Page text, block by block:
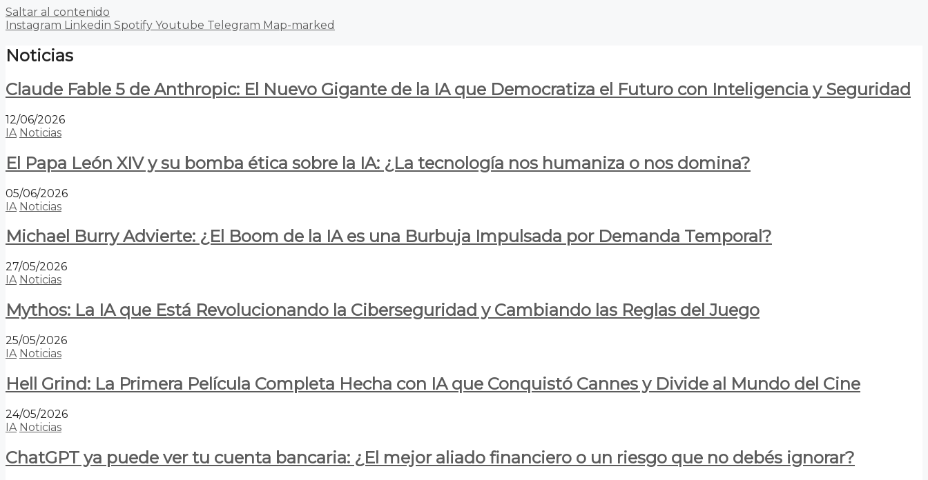
Saltar al contenido
Instagram Linkedin Spotify Youtube Telegram Map-marked
Noticias
Claude Fable 5 de Anthropic: El Nuevo Gigante de la IA que Democratiza el Futuro con Inteligencia y Seguridad
12/06/2026
IA Noticias
El Papa León XIV y su bomba ética sobre la IA: ¿La tecnología nos humaniza o nos domina?
05/06/2026
IA Noticias
Michael Burry Advierte: ¿El Boom de la IA es una Burbuja Impulsada por Demanda Temporal?
27/05/2026
IA Noticias
Mythos: La IA que Está Revolucionando la Ciberseguridad y Cambiando las Reglas del Juego
25/05/2026
IA Noticias
Hell Grind: La Primera Película Completa Hecha con IA que Conquistó Cannes y Divide al Mundo del Cine
24/05/2026
IA Noticias
ChatGPT ya puede ver tu cuenta bancaria: ¿El mejor aliado financiero o un riesgo que no debés ignorar?